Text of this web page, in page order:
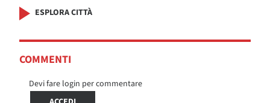
ESPLORA CITTÀ
COMMENTI
Devi fare login per commentare